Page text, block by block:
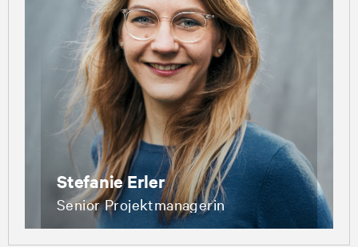
Stefanie Erler
Senior Projektmanagerin
Telefon +49 (0)40/32 80 -1141